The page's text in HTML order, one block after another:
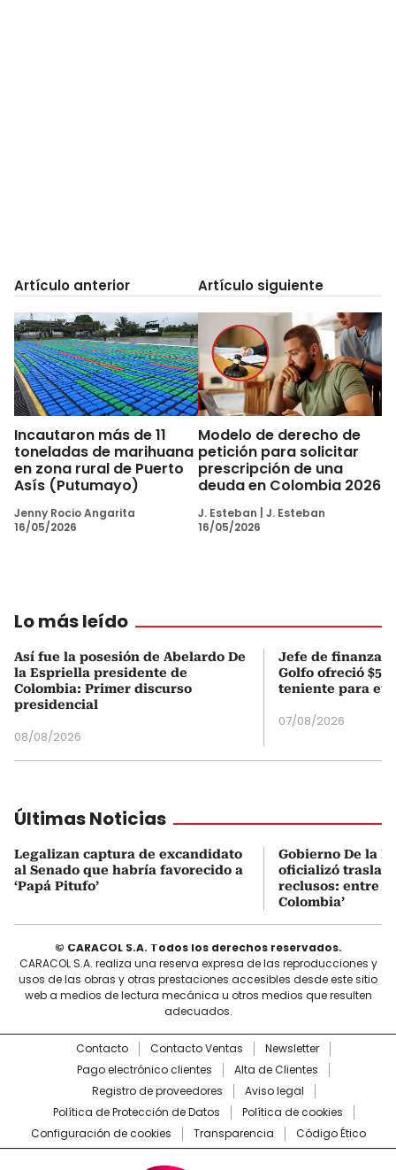
Artículo anterior
Incautaron más de 11
toneladas de marihuana
en zona rural de Puerto
Asís (Putumayo)
Jenny Rocio Angarita
16/05/2026
Artículo siguiente
Modelo de derecho de
petición para solicitar
prescripción de una
deuda en Colombia 2026
J. Esteban
J. Esteban
16/05/2026
Lo más leído
Así fue la posesión de Abelardo De
la Espriella presidente de
Colombia: Primer discurso
presidencial
08/08/2026
Jefe de finanzas
Golfo ofreció
teniente para
07/08/2026
Últimas Noticias
Legalizan captura de excandidato
al Senado que habría favorecido a
‘Papá Pitufo’
Gobierno De la
oficializó
reclusos: entre
Colombia’
© CARACOL S.A. Todos los derechos reservados.
CARACOL S.A. realiza una reserva expresa de las reproducciones y
usos de las obras y otras prestaciones accesibles desde este sitio
web a medios de lectura mecánica u otros medios que resulten
adecuados.
Contacto Contacto Ventas
Newsletter
Pago electrónico clientes
Alta de Clientes
Registro de proveedores
Aviso legal
Política de Protección de Datos
Política de cookies
Configuración de cookies
Transparencia Código Ético